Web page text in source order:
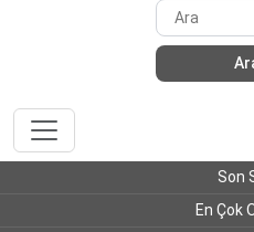
Son
En Çok